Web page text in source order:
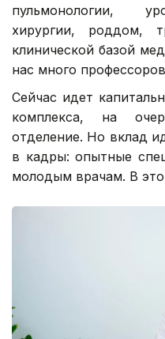
пульмонологии,
хирургии, роддом,
клинической базой
нас много
Сейчас идет
комплекса, на
отделение. Но вклад
в кадры: опытные
молодым врачам. В